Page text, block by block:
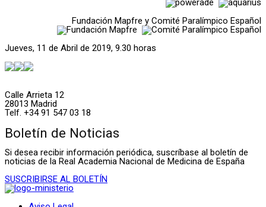
Fundación Mapfre y Comité Paralímpico Español
Jueves, 11 de Abril de 2019, 9.30 horas
Calle Arrieta 12
28013 Madrid
Telf. +34 91 547 03 18
Boletín de Noticias
Si desea recibir información periódica, suscríbase al boletín de
noticias de la Real Academia Nacional de Medicina de España
SUSCRIBIRSE AL BOLETÍN